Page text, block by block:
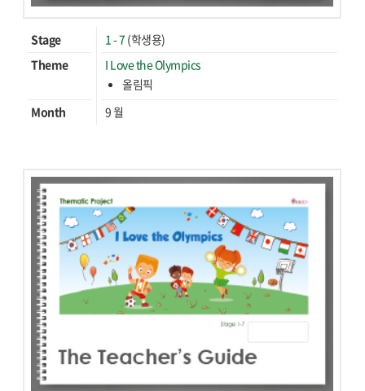
Stage 1 - 7 (학생용)
Theme
I Love the Olympics
올림픽
Month
9 월